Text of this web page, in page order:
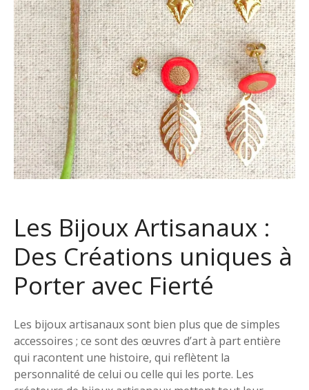
Les Bijoux Artisanaux :
Des Créations uniques à
Porter avec Fierté
Les bijoux artisanaux sont bien plus que de simples
accessoires ; ce sont des œuvres d’art à part entière
qui racontent une histoire, qui reflètent la
personnalité de celui ou celle qui les porte. Les